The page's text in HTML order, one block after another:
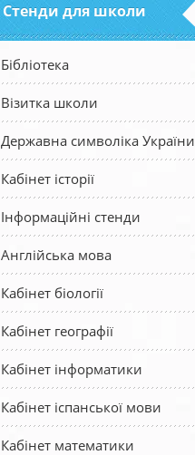
Стенди для школи
Бібліотека
Візитка школи
Державна символіка України
Кабінет історії
Інформаційні стенди
Англійська мова
Кабінет біології
Кабінет географії
Кабінет інформатики
Кабінет іспанської мови
Кабінет математики